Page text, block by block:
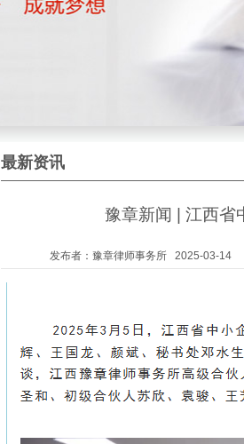
最新资讯
豫章新闻 | 江西省
发布者： 豫章律师事务所 2025-03-14